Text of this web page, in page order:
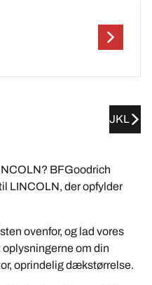
JKL
BFGoodrich
LINCOLN, der opfylder
ovenfor, og lad vores
om din
oprindelig dækstørrelse.